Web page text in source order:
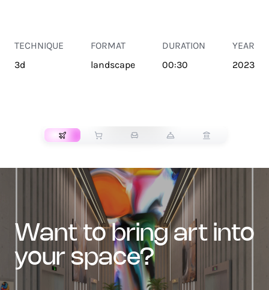
TECHNIQUE
3d
FORMAT
landscape
DURATION
00:30
YEAR
2023
want to bring art into
your space?